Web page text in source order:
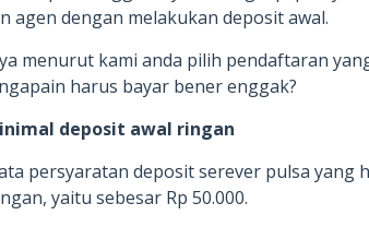
agen dengan melakukan deposit awal.
menurut kami anda pilih pendaftaran
harus bayar bener enggak?
deposit awal ringan
persyaratan deposit serever pulsa yang
yaitu sebesar Rp 50.000.